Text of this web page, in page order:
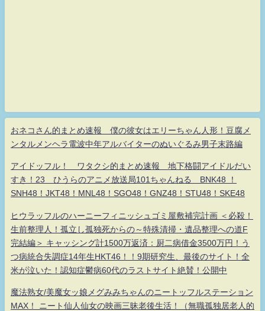
おネコさん的まとめ速報 僕の彼女はエリーちゃん人形！豆腐メ
ンタルメンヘラ電波中年アルバイターのぬいぐるみ男子末路編
アイドッフル！ ワタクシ的まとめ速報 地下格闘アイドルだい
すき！23 ひうらのアニメ放送局101ちゃんねる BNK48 ！
SNH48！JKT48！MNL48！SGO48！GNZ48！STU48！SKE48
ヒウラッフルのハーニーフィニッシュゴミ屋敷補完計画 ＜必殺！
生前整理人！孤立し孤独死からの～特殊清掃・遺品整理への道F
完結編＞ キャッシング計1500万返済：厨二病借金3500万円！う
つ病統合失調症14年生HKT46！！9期研究生、最後のサイト！全
米が泣いた！認知症鬱病60代のラストサイト絶賛！公開中
魔法熟女/美魔女ッ娘メグみみちゃんのニートッフルステーション
MAX！ ニート仙人仙女の映画三昧老後生活！（無職孤独居老人的